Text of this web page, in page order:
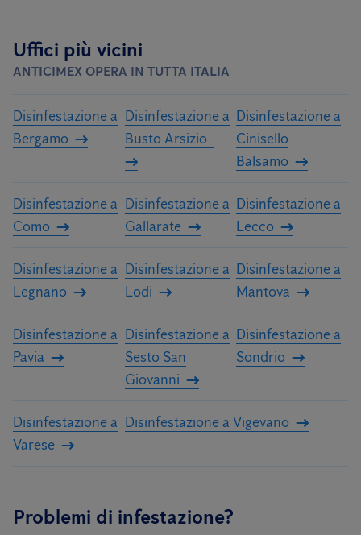
Uffici più vicini
ANTICIMEX OPERA IN TUTTA ITALIA
Disinfestazione a
Bergamo
Disinfestazione a
Busto Arsizio
Disinfestazione a
Cinisello
Balsamo
Disinfestazione a
Como
Disinfestazione a
Gallarate
Disinfestazione a
Lecco
Disinfestazione a
Legnano
Disinfestazione a
Lodi
Disinfestazione a
Mantova
Disinfestazione a
Pavia
Disinfestazione a
Sesto San
Giovanni
Disinfestazione a
Sondrio
Disinfestazione a
Varese
Disinfestazione a Vigevano
Problemi di infestazione?